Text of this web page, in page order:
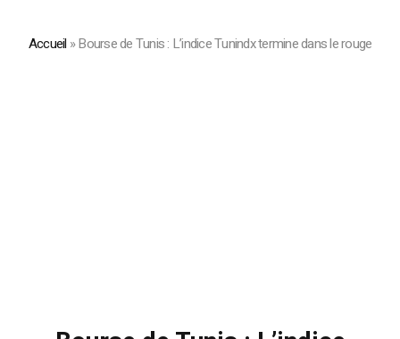
Accueil »Bourse de Tunis : L’indice Tunindx termine dans le rouge